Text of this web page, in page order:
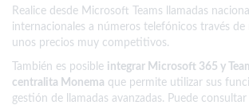
Realice desde Microsoft Teams llamadas
internacionales a números telefónicos través de
unos precios muy competitivos.
También es posible integrar Microsoft 365 y
centralita Monema que permite utilizar sus
gestión de llamadas avanzadas. Puede consultar